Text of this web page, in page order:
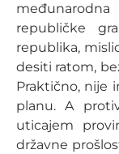
republičke
republika,
desiti ratom,
Praktično, nije
planu. A
uticajem
državne